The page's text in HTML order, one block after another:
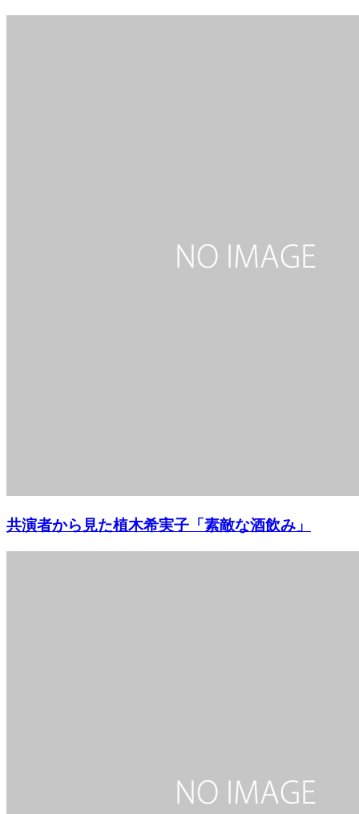
共演者から見た植木希実子「素敵な酒飲み」